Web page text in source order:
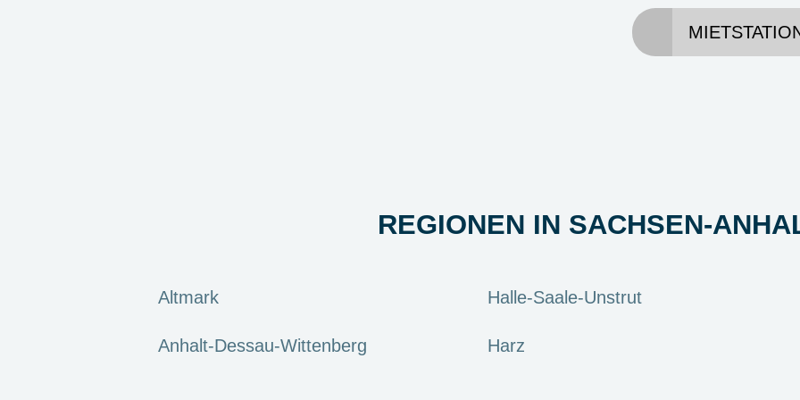
REGIONEN IN SACHSEN-
Altmark
Anhalt-Dessau-Wittenberg
Halle-Saale-Unstrut
Harz